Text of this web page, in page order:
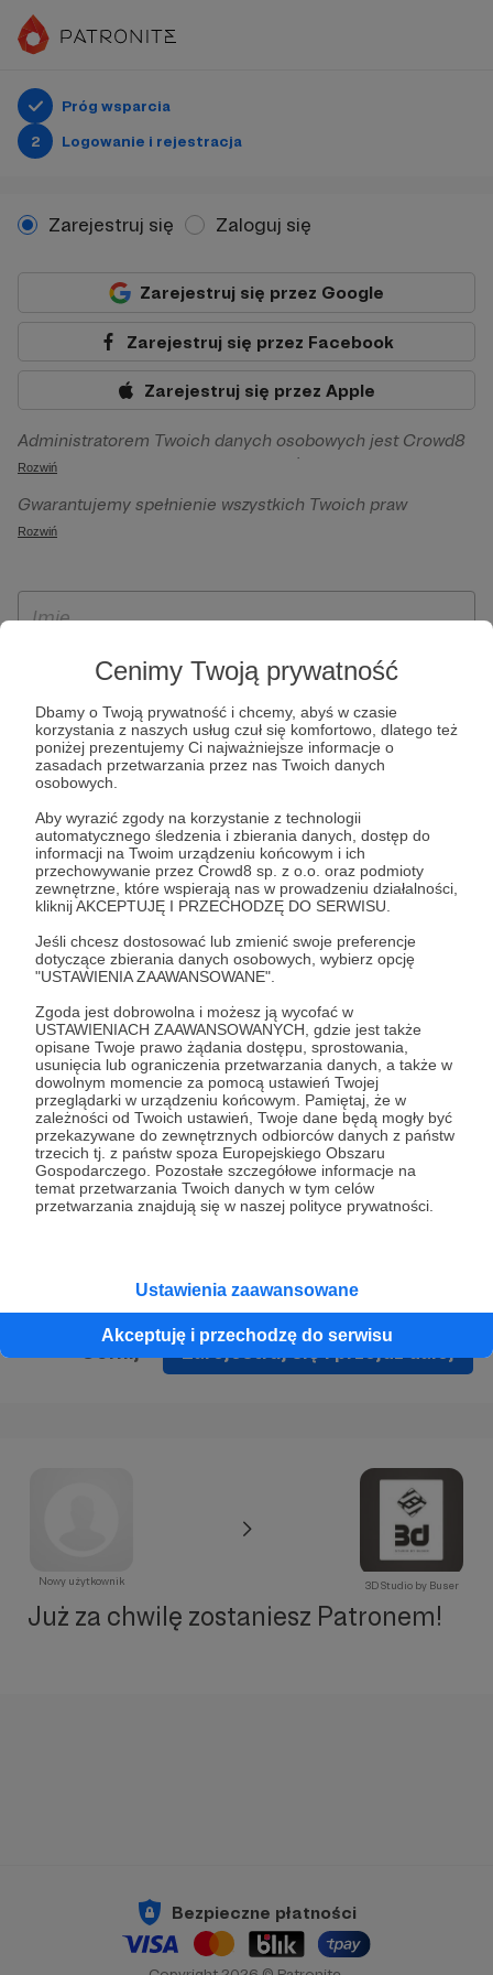
Cenimy Twoją prywatność
Dbamy o Twoją prywatność i chcemy, abyś w czasie
korzystania z naszych usług czuł się komfortowo, dlatego też
poniżej prezentujemy Ci najważniejsze informacje o
zasadach przetwarzania przez nas Twoich danych
osobowych.
Aby wyrazić zgody na korzystanie z technologii
automatycznego śledzenia i zbierania danych, dostęp do
informacji na Twoim urządzeniu końcowym i ich
przechowywanie przez Crowd8 sp. z o.o. oraz podmioty
zewnętrzne, które wspierają nas w prowadzeniu działalności,
kliknij AKCEPTUJĘ I PRZECHODZĘ DO SERWISU.
Jeśli chcesz dostosować lub zmienić swoje preferencje
dotyczące zbierania danych osobowych, wybierz opcję
"USTAWIENIA ZAAWANSOWANE".
Zgoda jest dobrowolna i możesz ją wycofać w
USTAWIENIACH ZAAWANSOWANYCH, gdzie jest także
opisane Twoje prawo żądania dostępu, sprostowania,
usunięcia lub ograniczenia przetwarzania danych, a także w
dowolnym momencie za pomocą ustawień Twojej
przeglądarki w urządzeniu końcowym. Pamiętaj, że w
zależności od Twoich ustawień, Twoje dane będą mogły być
przekazywane do zewnętrznych odbiorców danych z państw
trzecich tj. z państw spoza Europejskiego Obszaru
Gospodarczego. Pozostałe szczegółowe informacje na
temat przetwarzania Twoich danych w tym celów
przetwarzania znajdują się w naszej polityce prywatności.
Ustawienia zaawansowane
Akceptuję i przechodzę do serwisu
Próg wsparcia
2
Logowanie i rejestracja
Zarejestruj się Zaloguj się
Zarejestruj się przez Google
Zarejestruj się przez Facebook
Zarejestruj się przez Apple
Administratorem Twoich danych osobowych jest Crowd8
sp. z o.o. z siedziba w Warszawie, ul. Żwirki i Wigury 16, 02-
092 Warszawa. Twoje dane osobowe będą przetwarzane w
szczególności w celu wykonania umowy zawartej z Tobą, w
Patronite.pl, w tym możliwości dokonywania oraz
otrzymywania wsparcia na naszej platformie oraz
Rozwiń
Gwarantujemy spełnienie wszystkich Twoich praw
wynikających z ogólnego rozporządzenia o ochronie
ich przenoszenia, niepodlegania zautomatyzowanemu
wyrażenia sprzeciwu wobec przetwarzania Twoich danych
osobowych. Rejestracja dla osób niepełnoletnich możliwa
jest po przekazaniu podpisanego formularza "Zgodna na
założenie konta przez osobę niepełnoletnią", formularz
dostępny jest na stronie regulaminu Patronite.pl.
Rozwiń
* Zapoznałem się i akceptujęRegulaminserwisu oraz
* Wyrażam zgodę na przetwarzanie moich danych
osobowych podanych w formularzu rejestracyjnym w celu
prawidłowego świadczenia usług serwisu Patronite.
Wyrażam zgodę na otrzymywanie drogą elektroniczną
informacji handlowych - newslettera. Opcja ta może zostać
zmieniona w ustawieniach konta.
Zarejestruj się i przejdź dalej
Nowy użytkownik 3D Studio by Buser
Już za chwilę zostaniesz Patronem!
Bezpieczne płatności